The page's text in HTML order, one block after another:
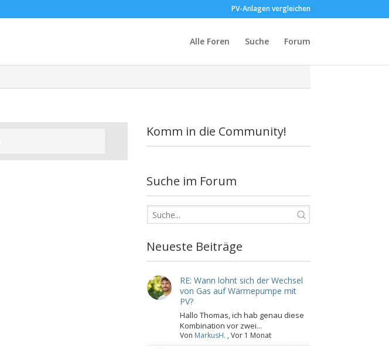
PV-Anlagen vergleichen
Alle Foren Suche Forum
Komm in die Community!
Suche im Forum
Neueste Beiträge
RE: Wann lohnt sich der Wechsel
von Gas auf Wärmepumpe mit
PV?
Hallo Thomas, ich hab genau diese
Kombination vor zwei...
Von MarkusH. , Vor 1 Monat